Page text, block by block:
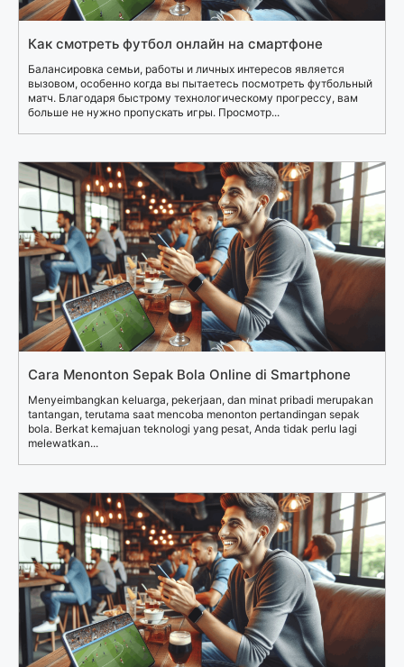
Как смотреть футбол онлайн на смартфоне
Балансировка семьи, работы и личных интересов является
вызовом, особенно когда вы пытаетесь посмотреть футбольный
матч. Благодаря быстрому технологическому прогрессу, вам
больше не нужно пропускать игры. Просмотр...
Cara Menonton Sepak Bola Online di Smartphone
Menyeimbangkan keluarga, pekerjaan, dan minat pribadi merupakan
tantangan, terutama saat mencoba menonton pertandingan sepak
bola. Berkat kemajuan teknologi yang pesat, Anda tidak perlu lagi
melewatkan...